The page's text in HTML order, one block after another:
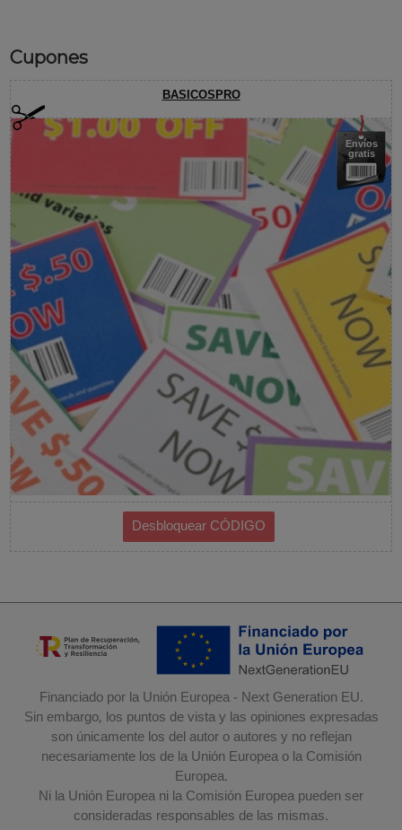
Cupones
BASICOSPRO
Envíos
gratis
Financiado por la Unión Europea - Next Generation EU.
Sin embargo, los puntos de vista y las opiniones expresadas
son únicamente los del autor o autores y no reflejan
necesariamente los de la Unión Europea o la Comisión
Europea.
Ni la Unión Europea ni la Comisión Europea pueden ser
consideradas responsables de las mismas.